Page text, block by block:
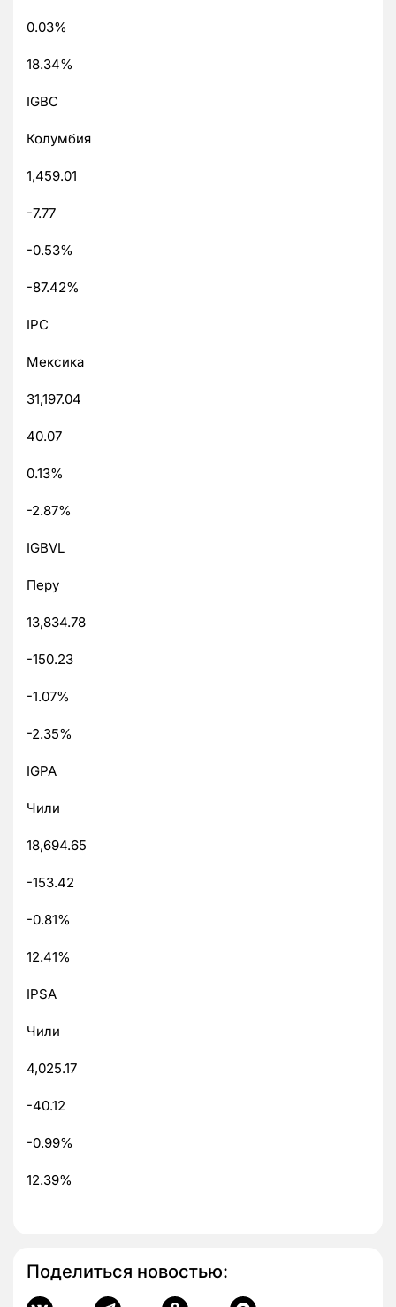
0.03%
18.34%
IGBC
Колумбия
1,459.01
-7.77
-0.53%
-87.42%
IPC
Мексика
31,197.04
40.07
0.13%
-2.87%
IGBVL
Перу
13,834.78
-150.23
-1.07%
-2.35%
IGPA
Чили
18,694.65
-153.42
-0.81%
12.41%
IPSA
Чили
4,025.17
-40.12
-0.99%
12.39%
Поделиться новостью: